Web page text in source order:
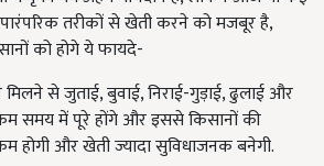
तरीकों से खेती करने को मजबूर है,
को होगे ये फायदे-
मिलने से जुताई, बुवाई, निराई-गुड़ाई, ढुलाई और
समय में पूरे होंगे और इससे किसानों की
होगी और खेती ज्यादा सुविधाजनक बनेगी.